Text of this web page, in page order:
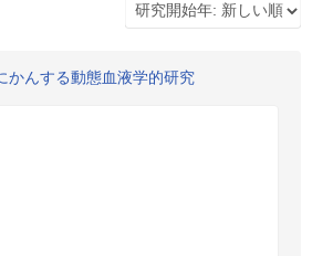
かんする動態血液学的研究